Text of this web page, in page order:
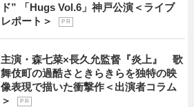
ド” 「Hugs Vol.6」神戸公演＜ライブ
レポート＞
P R
主演・森七菜×長久允監督『炎上』 歌
舞伎町の過酷さときらきらを独特の映
像表現で描いた衝撃作＜出演者コラム
＞
P R